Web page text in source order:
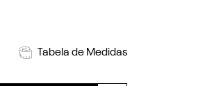
Tabela de Medidas